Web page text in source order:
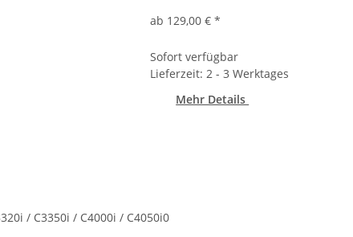
ab 129,00 €*
Sofort verfügbar
Lieferzeit: 2 - 3 Werktages
Mehr Details
/ C3350i / C4000i / C4050i0